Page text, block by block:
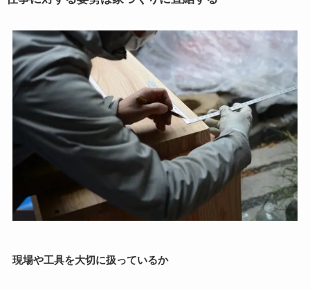
現場や工具を大切に扱っているか